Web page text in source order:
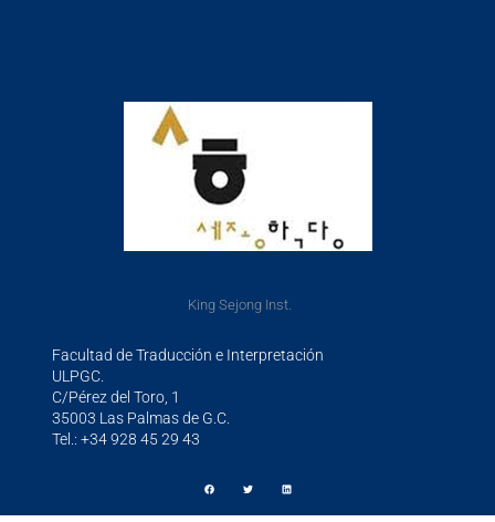
King Sejong Inst.
Facultad de Traducción e Interpretación
ULPGC.
C/Pérez del Toro, 1
35003 Las Palmas de G.C.
Tel.: +34 928 45 29 43